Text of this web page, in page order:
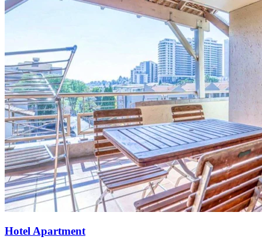
Hotel Apartment